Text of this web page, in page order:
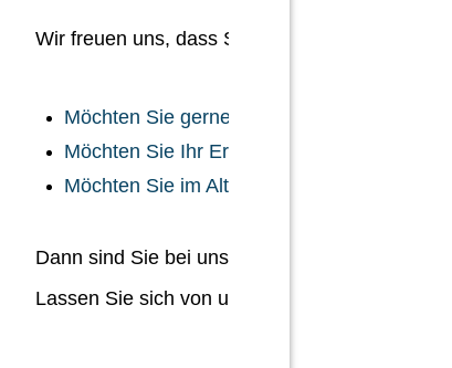
Wir freuen uns, dass Sie uns gefunden haben.
Möchten Sie gerne mehr aus Ihrem Geld
Möchten Sie Ihr Erspartes vor Inflation
Möchten Sie im Alter nicht verzichten
Dann sind Sie bei uns genau richtig.
Lassen Sie sich von uns die optimale,